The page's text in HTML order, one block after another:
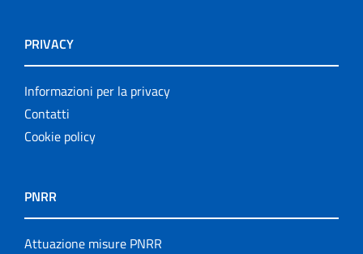
PRIVACY
Informazioni per la privacy
Contatti
Cookie policy
PNRR
Attuazione misure PNRR